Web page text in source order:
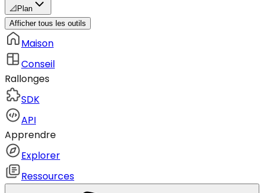
📐 Plan
Afficher tous les outils
Maison
Conseil
Rallonges
SDK
API
Apprendre
Explorer
Ressources